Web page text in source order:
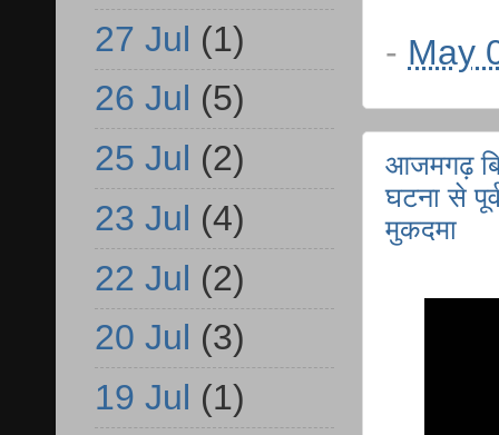
- May
आजमगढ़
घटना से
मुकदमा
27 Jul (1)
26 Jul (5)
25 Jul (2)
23 Jul (4)
22 Jul (2)
20 Jul (3)
19 Jul (1)